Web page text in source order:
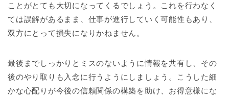
ことがとても大切になってくるでしょう。これを行わなく
ては誤解があるまま、仕事が進行していく可能性もあり、
双方にとって損失になりかねません。
最後までしっかりとミスのないように情報を共有し、その
後のやり取りも入念に行うようにしましょう。こうした細
かな心配りが今後の信頼関係の構築を助け、お得意様にな